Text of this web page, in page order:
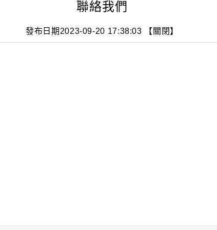
聯絡我們
發布日期2023-09-20 17:38:03 【關閉】